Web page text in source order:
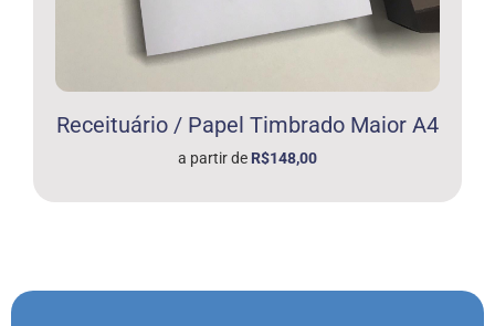
Receituário / Papel Timbrado Maior A4
a partir de R$148,00